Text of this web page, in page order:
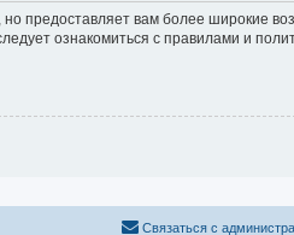
предоставляет вам более широкие
ознакомиться с правилами и
Связаться с